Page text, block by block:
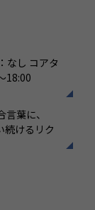
タプロダク
メンバーを
予定です。
なし コアタ
〜18:00
間～10時
葉に、
続けるリク
スに伴走